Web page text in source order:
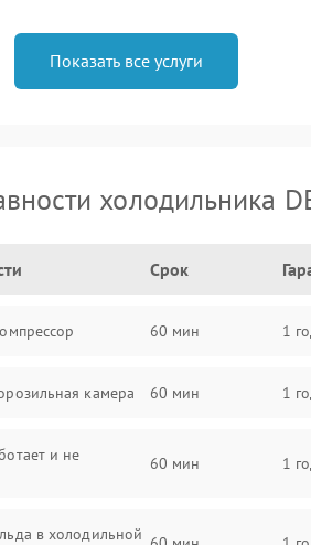
Показать все услуги
холодильника
Срок
60 мин 1
камера 60 мин 1
и не
60 мин 1
в холодильной